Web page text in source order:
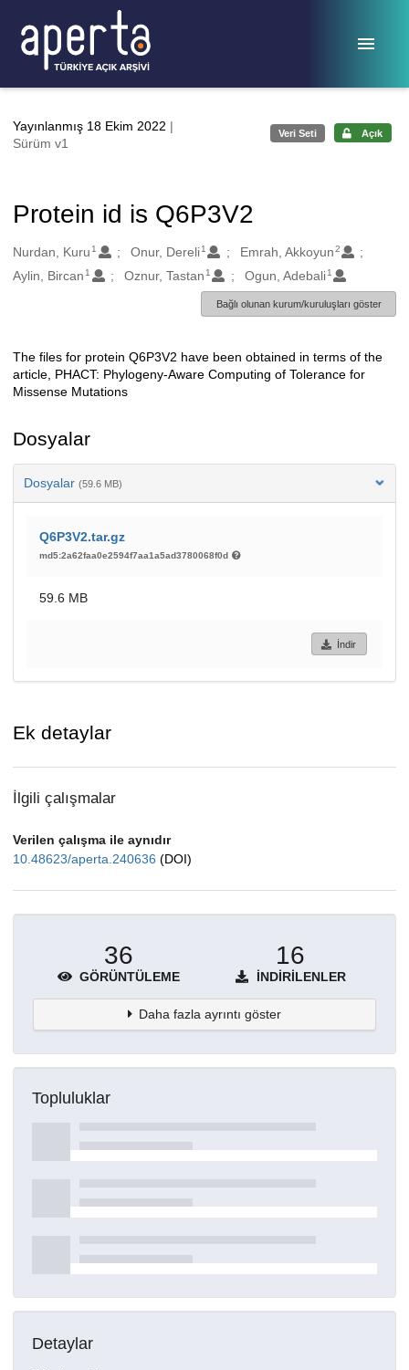
Yayınlanmış 18 Ekim 2022 |
Sürüm v1
Veri Seti Açık
Protein id is Q6P3V2
Oluşturanlar
Nurdan, Kuru 1 Onur, Dereli 1 Emrah, Akkoyun2
Aylin, Bircan 1 Oznur, Tastan 1 Ogun, Adebali 1
Bağlı olunan kurum/kuruluşları göster
Açıklama
The files for protein Q6P3V2 have been obtained in terms of the
article, PHACT: Phylogeny-Aware Computing of Tolerance for
Missense Mutations
Dosyalar
Dosyalar (59.6 MB)
Q6P3V2.tar.gz
md5:2a62faa0e2594f7aa1a5ad3780068f0d
59.6 MB
İndir
Ek detaylar
İlgili çalışmalar
Verilen çalışma ile aynıdır
10.48623/aperta.240636 (DOI)
36
GÖRÜNTÜLEME
16
İNDIRILENLER
Daha fazla ayrıntı göster
Topluluklar
Detaylar